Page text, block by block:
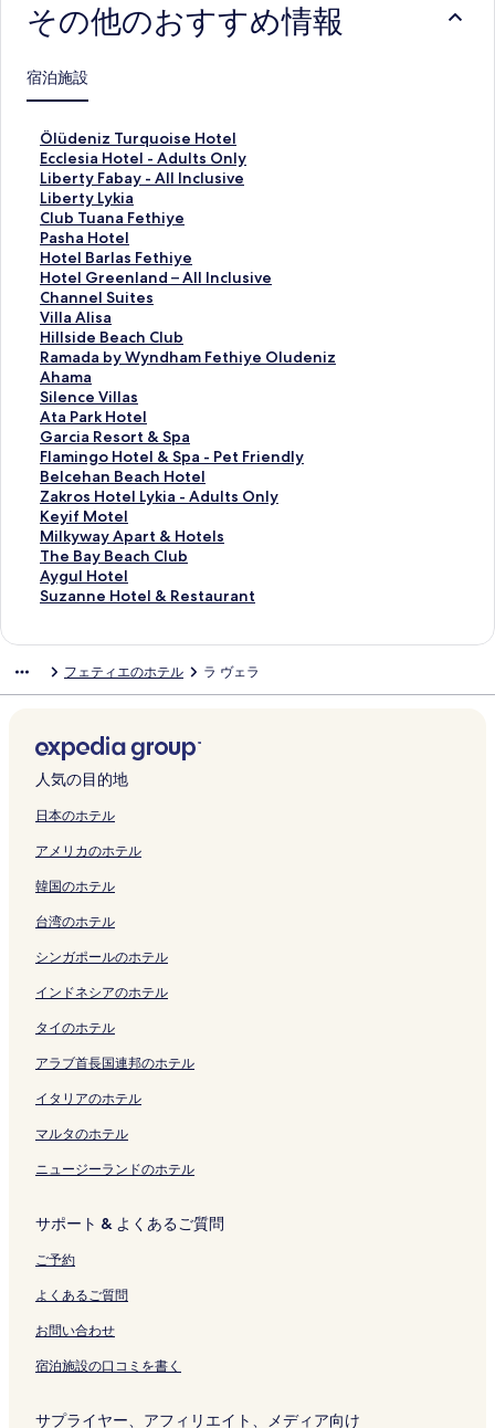
その他のおすすめ情報
宿泊施設
Ölüdeniz Turquoise Hotel
Ö
l
ü
d
e
n
i
z
T
u
r
q
u
o
i
s
e
H
o
t
e
l
の
ペ
開
く
ク
Ecclesia Hotel - Adults Only
E
c
c
l
e
s
i
a
H
o
t
e
l
-
A
d
u
l
t
s
O
n
l
ー
ジ
く
リ
ン
ク
Liberty Fabay - All Inclusive
L
i
b
e
r
t
y
F
a
b
a
y
-
A
l
l
I
n
c
l
u
s
の
ペ
を
開
く
リ
ク
Liberty Lykia
L
i
b
e
r
t
y
L
y
k
i
a
の
ペ
ー
ジ
を
開
く
リ
ン
Club Tuana Fethiye
C
l
u
b
T
u
a
n
a
F
e
t
h
i
y
e
の
ペ
ー
ジ
リ
ン
Pasha Hotel
P
a
s
h
a
H
o
t
e
l
の
ペ
ー
ジ
を
開
く
リ
ン
Hotel Barlas Fethiye
H
o
t
e
l
B
a
r
l
a
s
F
e
t
h
i
y
e
ジ
を
リ
ン
ク
Hotel Greenland – All Inclusive
H
o
t
e
l
G
r
e
e
n
l
a
n
d
–
A
l
l
i
v
の
ー
を
開
く
リ
ク
Channel Suites
C
h
a
n
n
e
l
S
u
i
t
e
s
の
ペ
ー
く
リ
Villa Alisa
V
i
l
l
a
A
l
i
s
a
の
ペ
ー
ジ
を
ン
ク
Hillside Beach Club
H
i
l
l
s
i
d
e
B
e
a
c
h
C
の
ペ
を
開
く
リ
ク
Ramada by Wyndham Fethiye Oludeniz
R
a
m
a
d
a
b
y
W
y
n
d
h
t
y
e
O
l
d
n
i
z
の
ー
を
く
リ
ン
ク
Ahama
A
h
a
m
a
の
ペ
ー
ジ
を
開
く
Silence Villas
S
i
l
e
n
c
e
V
i
l
l
ペ
ー
開
く
リ
ン
Ata Park Hotel
A
t
a
P
a
r
k
H
o
t
ペ
ー
開
く
リ
ン
Garcia Resort & Spa
G
a
r
c
i
a
R
e
s
S
の
ペ
ー
ジ
開
リ
ン
ク
Flamingo Hotel & Spa - Pet Friendly
F
l
a
m
i
n
g
o
l
p
a
P
t
r
i
e
n
l
の
ー
ジ
を
開
リ
Belcehan Beach Hotel
B
e
l
c
e
h
a
c
o
t
l
ペ
ジ
を
開
く
ン
Zakros Hotel Lykia - Adults Only
Z
a
k
r
o
s
l
k
i
-
d
l
t
s
O
l
の
ー
ジ
を
開
リ
Keyif Motel
K
e
y
i
f
l
ー
ジ
を
開
リ
ク
Milkyway Apart & Hotels
M
i
l
k
A
r
t
&
H
t
l
s
の
ペ
ジ
開
リ
ン
ク
The Bay Beach Club
T
h
e
e
h
C
u
の
ー
ジ
を
開
リ
ク
Aygul Hotel
A
y
o
l
の
ペ
ー
を
く
リ
ン
ク
Suzanne Hotel & Restaurant
S
n
o
t
l
R
s
t
a
u
a
t
ペ
ー
ジ
を
く
ク
フェティエのホテル ラ ヴェラ
人気の目的地
日本のホテル
アメリカのホテル
韓国のホテル
台湾のホテル
シンガポールのホテル
インドネシアのホテル
タイのホテル
アラブ首長国連邦のホテル
イタリアのホテル
マルタのホテル
ニュージーランドのホテル
サポート & よくあるご質問
ご予約
よくあるご質問
お問い合わせ
宿泊施設の口コミを書く
サプライヤー、アフィリエイト、メディア向け